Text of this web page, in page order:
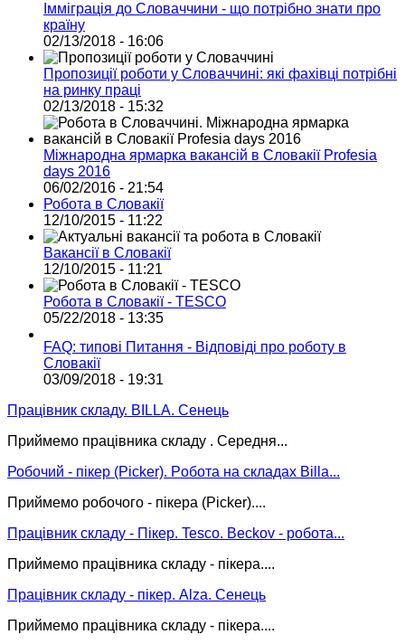
Імміграція до Словаччини - що потрібно знати про
країну
02/13/2018 - 16:06
Пропозиції роботи у Словаччині: які фахівці потрібні
на ринку праці
02/13/2018 - 15:32
Міжнародна ярмарка вакансій в Словакії Profesia
days 2016
06/02/2016 - 21:54
Робота в Словакії
12/10/2015 - 11:22
Вакансії в Словакії
12/10/2015 - 11:21
Робота в Словакії - TESCO
05/22/2018 - 13:35
FAQ: типові Питання - Відповіді про роботу в
Словакії
03/09/2018 - 19:31
Працівник складу. BILLA. Сенець
Приймемо працівника складу . Середня...
Робочий - пікер (Picker). Pобота на складах Billa...
Приймемо робочого - пікера (Picker)....
Працівник складу - Пікер. Tesco. Beckov - робота...
Приймемо працівника складу - пікера....
Працівник складу - пікер. Alza. Сенець
Приймемо працівника складу - пікера....